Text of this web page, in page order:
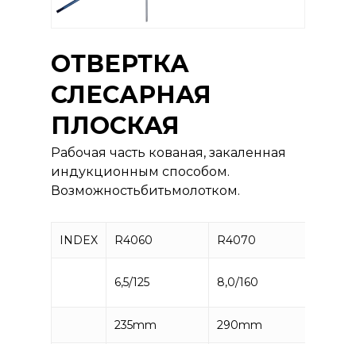
ОТВЕРТКА
СЛЕСАРНАЯ
ПЛОСКАЯ
Рабочая часть кованая, закаленная
индукционным способом.
Возможностьбитьмолотком.
INDEX R4060 R4070
6,5/125 8,0/160
235mm 290mm